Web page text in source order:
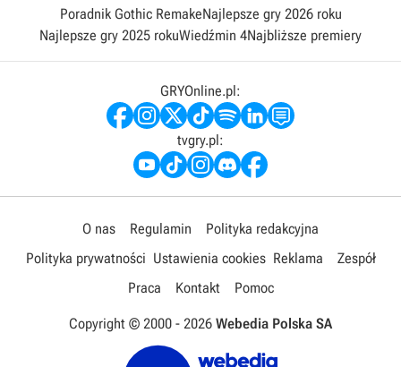
Poradnik Gothic RemakeNajlepsze gry 2026 roku
Najlepsze gry 2025 rokuWiedźmin 4Najbliższe premiery
GRYOnline.pl:
tvgry.pl:
O nas Regulamin
Polityka redakcyjna
Polityka prywatności Ustawienia cookies Reklama
Zespół
Praca
Kontakt Pomoc
Copyright © 2000 - 2026 Webedia Polska SA